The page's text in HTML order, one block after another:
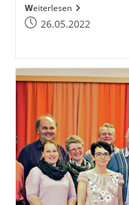
WeiterlesenArbesbachs
Neuer
Beitrag26.05.2022